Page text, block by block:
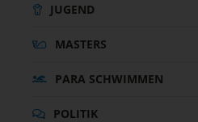
JUGEND
MASTERS
PARA SCHWIMMEN
POLITIK